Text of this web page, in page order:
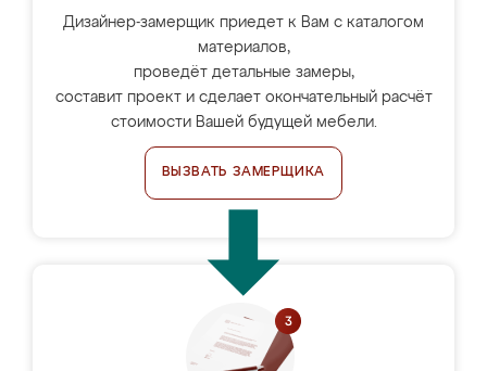
Дизайнер-замерщик приедет к Вам с каталогом
материалов,
проведёт детальные замеры,
составит проект и сделает окончательный расчёт
стоимости Вашей будущей мебели.
ВЫЗВАТЬ ЗАМЕРЩИКА